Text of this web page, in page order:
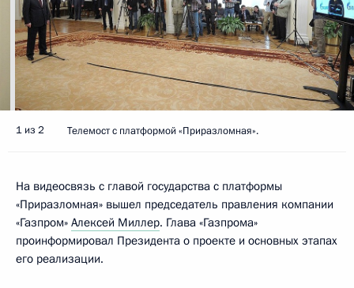
1 из 2 Телемост с платформой «Приразломная».
На видеосвязь с главой государства с платформы
«Приразломная» вышел председатель правления компании
«Газпром» Алексей Миллер. Глава «Газпрома»
проинформировал Президента о проекте и основных этапах
его реализации.